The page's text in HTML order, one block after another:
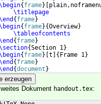
{ frame}
\titlepage
{ frame}
{ frame}{Overview}
\tableofcontents
{ frame}
{Section 1}
{ frame} t { Frame 1}
{ frame}
{document }
erzeugen
Dokument handout.tex: